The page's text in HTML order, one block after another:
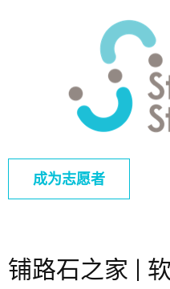
成为志愿者
铺路石之家 |